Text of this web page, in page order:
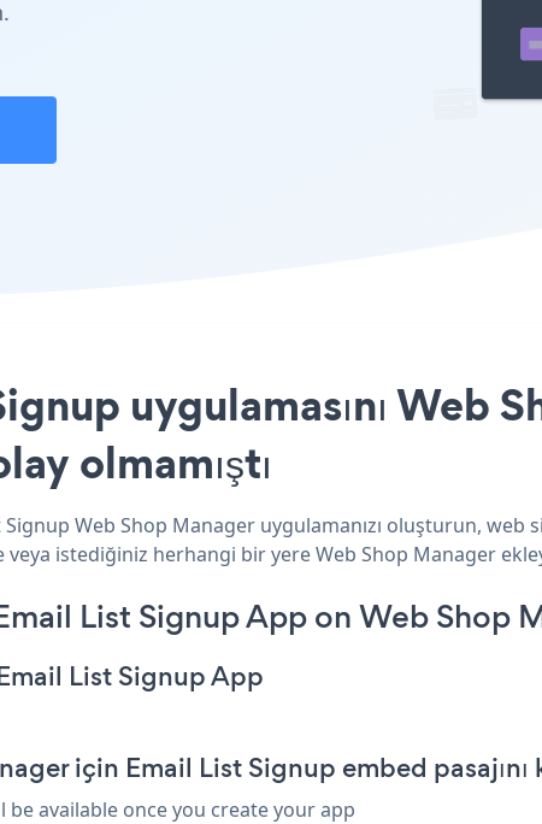
uygulamasını Web
olmamıştı
Web Shop Manager uygulamanızı oluşturun,
istediğiniz herhangi bir yere Web Shop Manager
List Signup App on Web Shop
List Signup App
için Email List Signup embed pasajını
be available once you create your app